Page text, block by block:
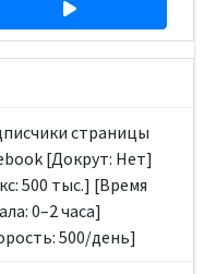
страницы
[Докрут: Нет]
500 тыс.] [Время
0–2 часа]
500/день]